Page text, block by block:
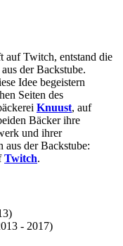
auf Twitch, entstand die
der Backstube.
Idee begeistern
Seiten des
Knuust, auf
Bäcker ihre
und ihrer
der Backstube:
Twitch.
- 2017)